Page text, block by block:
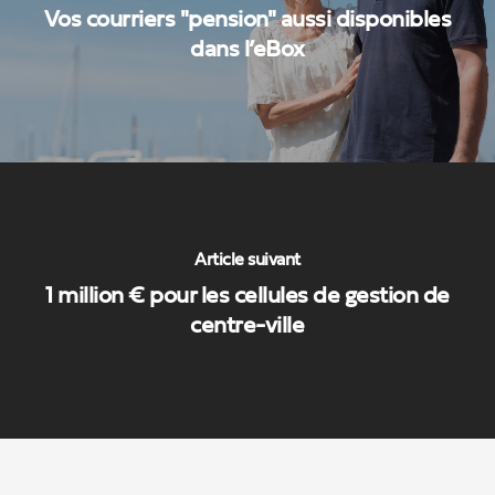
Vos courriers "pension" aussi disponibles
dans l’eBox
Article suivant
1 million € pour les cellules de gestion de
centre-ville